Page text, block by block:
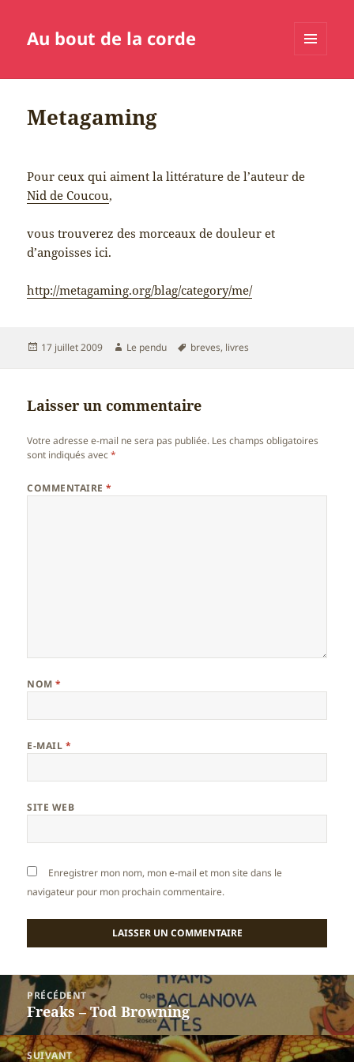
Au bout de la corde
Metagaming
Pour ceux qui aiment la littérature de l’auteur de
Nid de Coucou,
vous trouverez des morceaux de douleur et
d’angoisses ici.
http://metagaming.org/blag/category/me/
Publié
17 juillet 2009 Auteur
Le pendu
Mots-
breves, livres
Laisser un commentaire
Votre adresse e-mail ne sera pas publiée. Les champs obligatoires
sont indiqués avec*
COMMENTAIRE*
NOM*
E-MAIL *
SITE WEB
Enregistrer mon nom, mon e-mail et mon site dans le
navigateur pour mon prochain commentaire.
Navigation
de
l’article
PRÉCÉDENT
Article
précédent :
Freaks – Tod Browning
SUIVANT